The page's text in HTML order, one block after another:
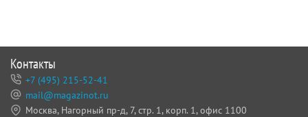
Контакты
+7 (495) 215-52-41
mail@magazinot.ru
Москва, Нагорный пр-д, 7, стр. 1, корп. 1, офис 1100